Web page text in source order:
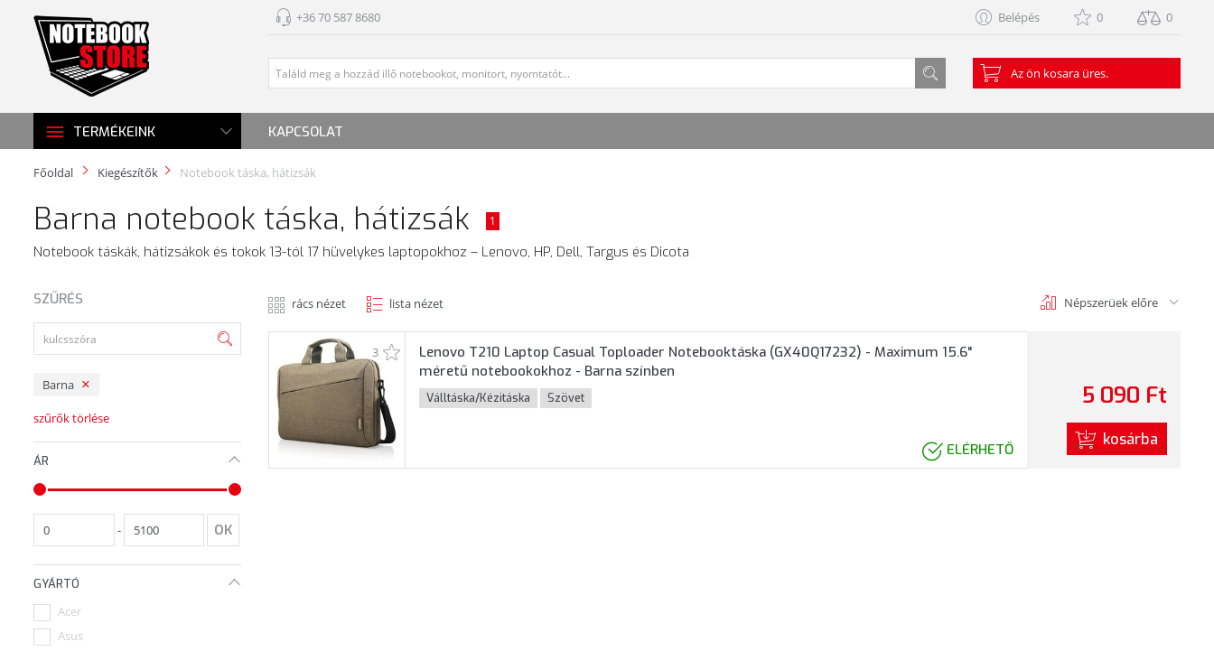
+36 70 587 8680 Belépés 0 0
Az ön kosara üres.
TERMÉKEINK KAPCSOLAT
Főoldal Kiegészítők Notebook táska, hátizsák
Barna notebook táska, hátizsák 1
Notebook táskák, hátizsákok és tokok 13-tól 17 hüvelykes laptopokhoz – Lenovo, HP, Dell, Targus és Dicota
SZŰRÉS
Barna
szűrők törlése
ÁR
-
GYÁRTÓ
Acer
Asus
rács nézet lista nézet Népszerüek előre
3
Lenovo T210 Laptop Casual Toploader Notebooktáska (GX40Q17232) - Maximum 15.6"
méretű notebookokhoz - Barna színben
Válltáska/Kézitáska Szövet
ELÉRHETŐ
5 090 Ft
kosárba